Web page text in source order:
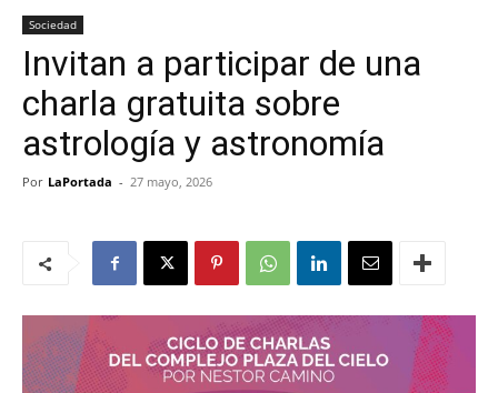
Portada
Sociedad
Invitan a participar de una
charla gratuita sobre
astrología y astronomía
Por LaPortada - 27 mayo, 2026